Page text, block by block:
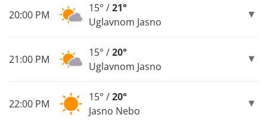
20:00 PM
15° /21°
Uglavnom Jasno
21:00 PM
15° /20°
Uglavnom Jasno
22:00 PM
15° /20°
Jasno Nebo